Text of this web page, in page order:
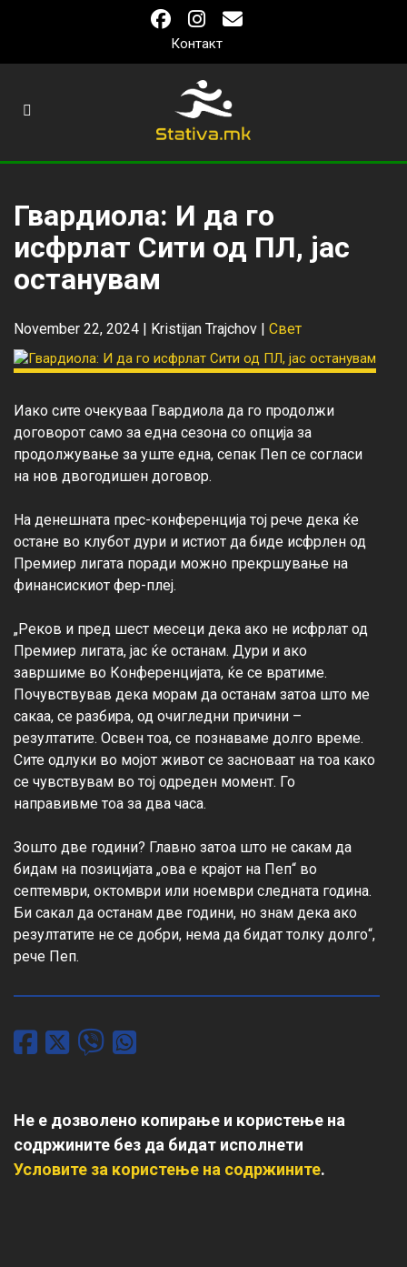
Контакт
Гвардиола: И да го
исфрлат Сити од ПЛ, јас
останувам
November 22, 2024 | Kristijan Trajchov | Свет
Иако сите очекуваа Гвардиола да го продолжи
договорот само за една сезона со опција за
продолжување за уште една, сепак Пеп се согласи
на нов двогодишен договор.
На денешната прес-конференција тој рече дека ќе
остане во клубот дури и истиот да биде исфрлен од
Премиер лигата поради можно прекршување на
финансискиот фер-плеј.
„Реков и пред шест месеци дека ако не исфрлат од
Премиер лигата, јас ќе останам. Дури и ако
завршиме во Конференцијата, ќе се вратиме.
Почувствував дека морам да останам затоа што ме
сакаа, се разбира, од очигледни причини –
резултатите. Освен тоа, се познаваме долго време.
Сите одлуки во мојот живот се засноваат на тоа како
се чувствувам во тој одреден момент. Го
направивме тоа за два часа.
Зошто две години? Главно затоа што не сакам да
бидам на позицијата „ова е крајот на Пеп“ во
септември, октомври или ноември следната година.
Би сакал да останам две години, но знам дека ако
резултатите не се добри, нема да бидат толку долго“,
рече Пеп.
Не е дозволено копирање и користење на
содржините без да бидат исполнети
Условите за користење на содржините.